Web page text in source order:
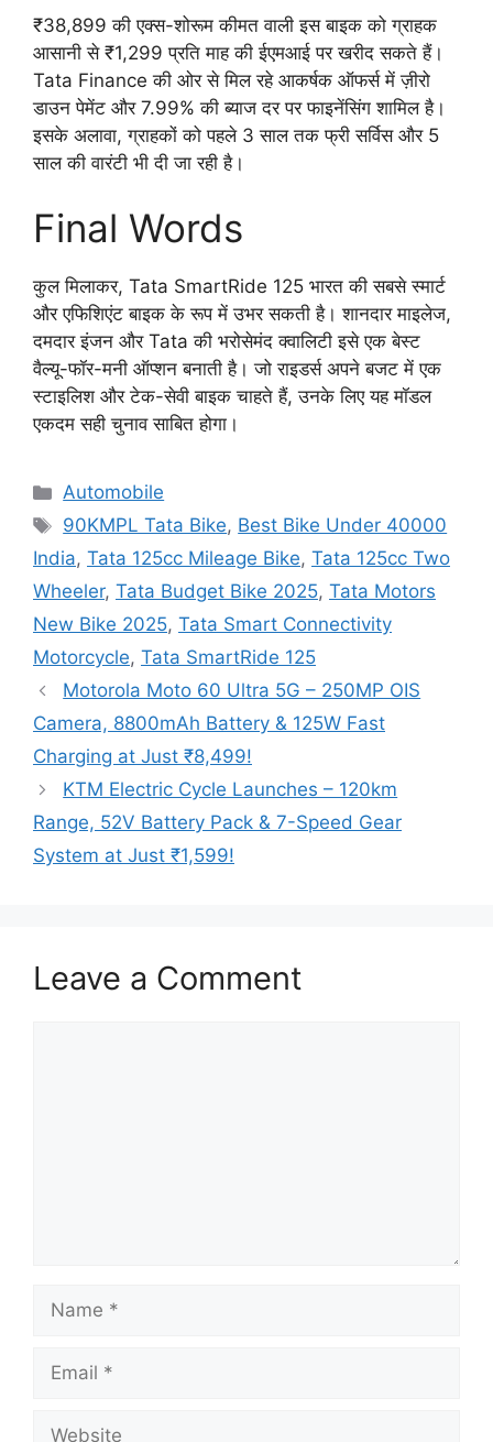
₹38,899 की एक्स-शोरूम कीमत वाली इस बाइक को ग्राहक
आसानी से ₹1,299 प्रति माह की ईएमआई पर खरीद सकते हैं।
Tata Finance की ओर से मिल रहे आकर्षक ऑफर्स में ज़ीरो
डाउन पेमेंट और 7.99% की ब्याज दर पर फाइनेंसिंग शामिल है।
इसके अलावा, ग्राहकों को पहले 3 साल तक फ्री सर्विस और 5
साल की वारंटी भी दी जा रही है।
Final Words
कुल मिलाकर, Tata SmartRide 125 भारत की सबसे स्मार्ट
और एफिशिएंट बाइक के रूप में उभर सकती है। शानदार माइलेज,
दमदार इंजन और Tata की भरोसेमंद क्वालिटी इसे एक बेस्ट
वैल्यू-फॉर-मनी ऑप्शन बनाती है। जो राइडर्स अपने बजट में एक
स्टाइलिश और टेक-सेवी बाइक चाहते हैं, उनके लिए यह मॉडल
एकदम सही चुनाव साबित होगा।
Categories
Automobile
Tags
90KMPL Tata Bike, Best Bike Under 40000
India, Tata 125cc Mileage Bike, Tata 125cc Two
Wheeler, Tata Budget Bike 2025, Tata Motors
New Bike 2025, Tata Smart Connectivity
Motorcycle, Tata SmartRide 125
Motorola Moto 60 Ultra 5G – 250MP OIS
Camera, 8800mAh Battery & 125W Fast
Charging at Just ₹8,499!
KTM Electric Cycle Launches – 120km
Range, 52V Battery Pack & 7-Speed Gear
System at Just ₹1,599!
Leave a Comment
Name
Email
Website